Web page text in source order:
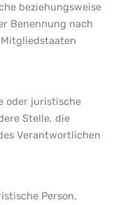
beziehungsweise
Benennung nach
oder juristische
Stelle, die
Verantwortlichen
Person,